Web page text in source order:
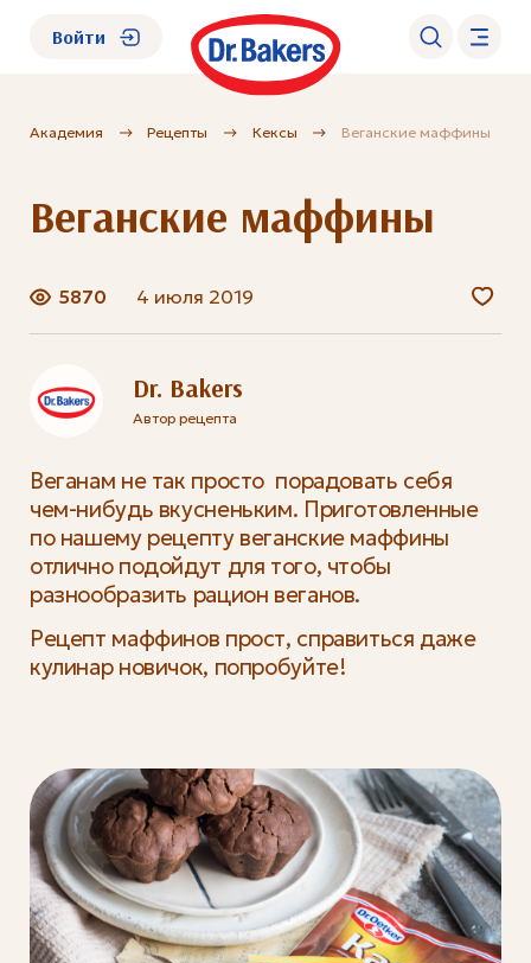
О нас
Каталог
Академия
Войти
Академия Рецепты Кексы Веганские маффины
Веганские маффины
5870 4 июля 2019
Dr. Bakers
Автор рецепта
Веганам не так просто порадовать себя
чем-нибудь вкусненьким. Приготовленные
по нашему рецепту веганские маффины
отлично подойдут для того, чтобы
разнообразить рацион веганов.
Рецепт маффинов прост, справиться даже
кулинар новичок, попробуйте!